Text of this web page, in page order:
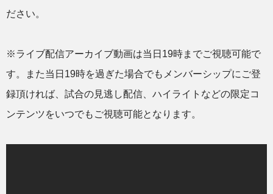
ださい。
※ライブ配信アーカイブ動画は当日19時までご視聴可能で
す。また当日19時を過ぎた場合でもメンバーシップにご登
録頂ければ、試合の見逃し配信、ハイライトなどの限定コ
ンテンツをいつでもご視聴可能となります。